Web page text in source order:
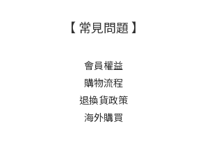
【 常見問題 】
會員權益
購物流程
退換貨政策
海外購買